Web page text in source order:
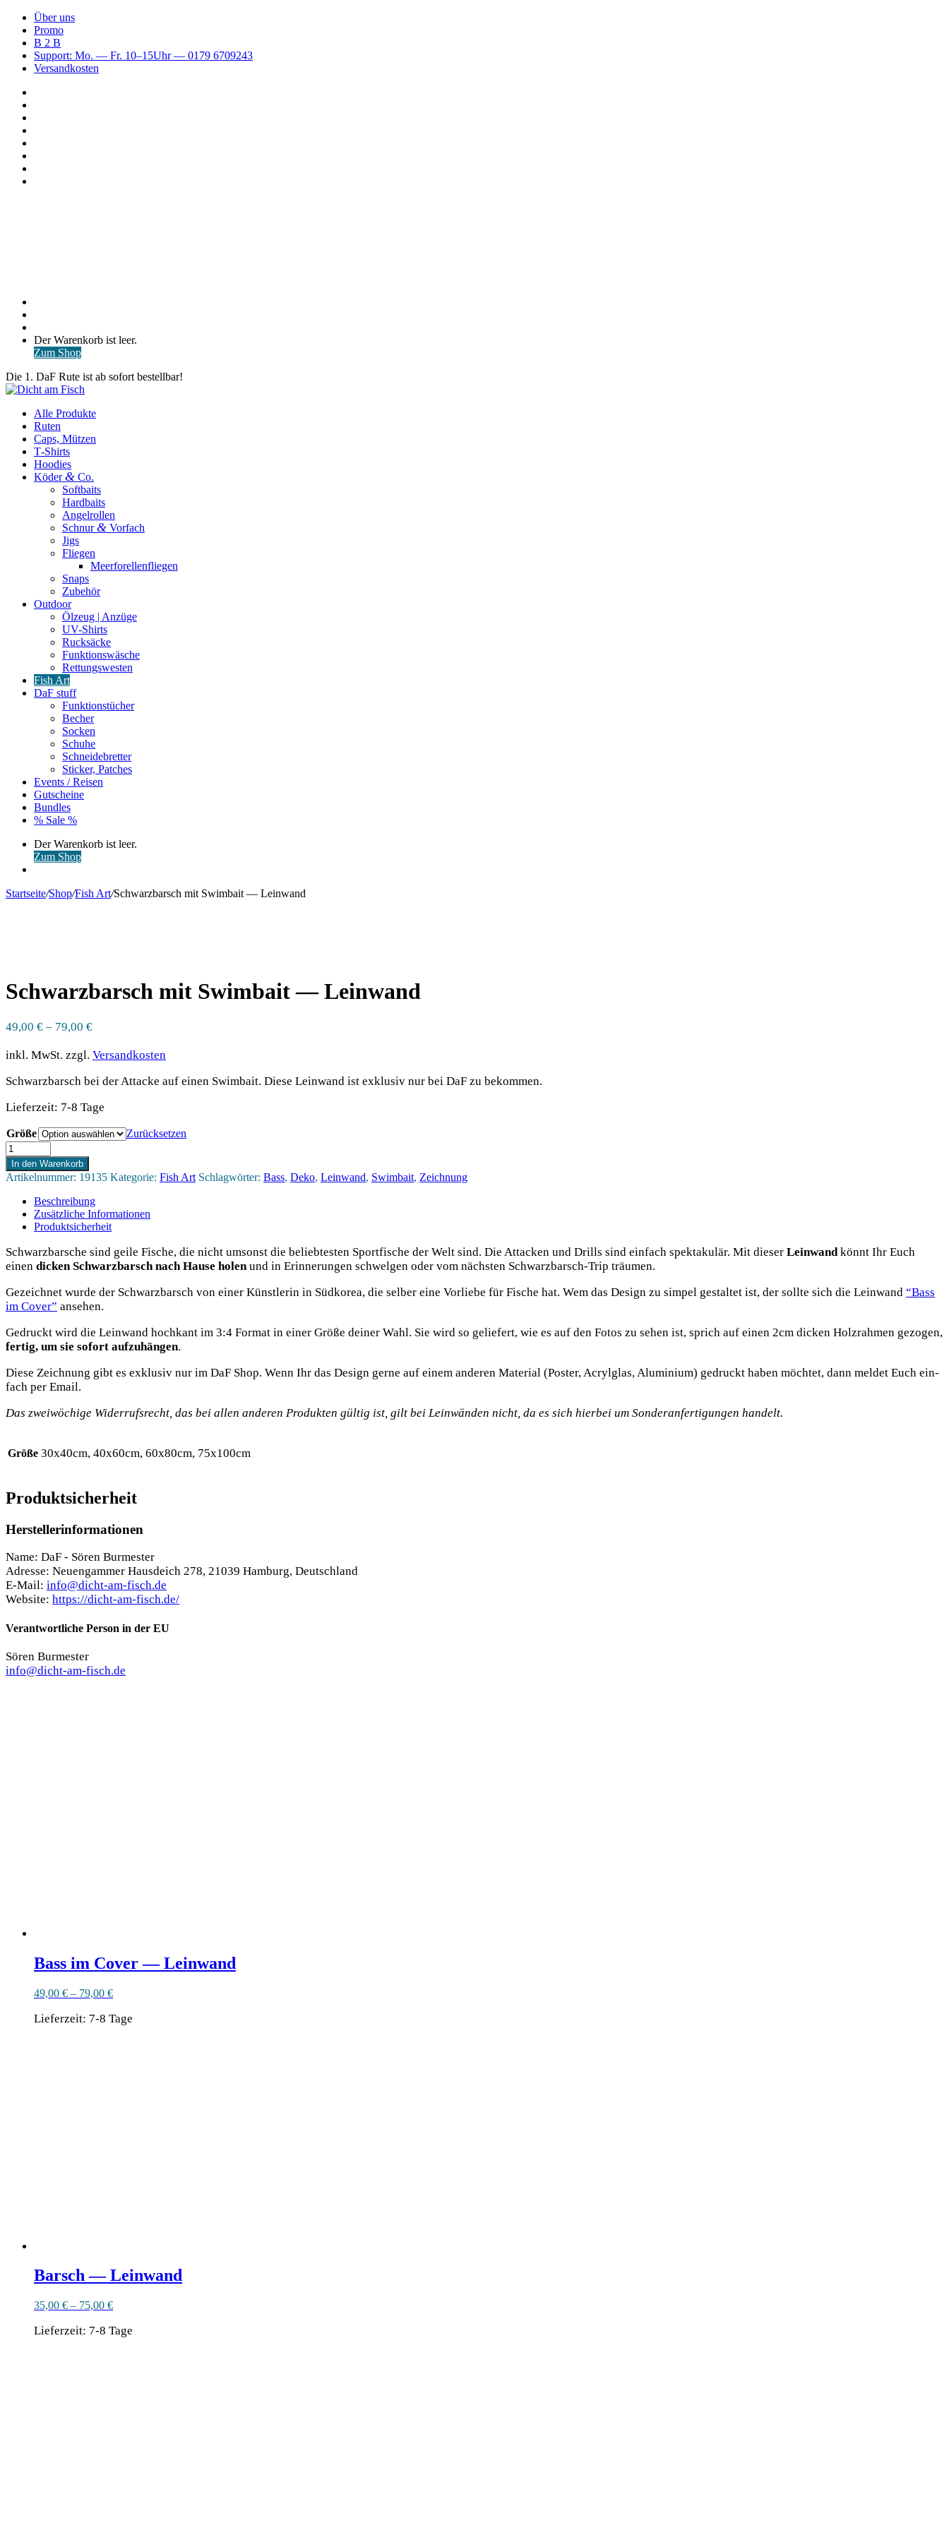
Über uns
Promo
B 2 B
Support: Mo. — Fr. 10–15Uhr — 0179 6709243
Versandkosten
Warenkorb
ansehen
Der Warenkorb ist leer.
Zum Shop
Die 1. DaF Rute ist ab sofort bestellbar!
Alle Produkte
Ruten
Caps, Mützen
T‑Shirts
Hoodies
Köder& Co.
Softbaits
Hardbaits
Angelrollen
Schnur& Vorfach
Jigs
Fliegen
Meerforellenfliegen
Snaps
Zubehör
Outdoor
Ölzeug | Anzüge
UV-Shirts
Rucksäcke
Funktionswäsche
Rettungswesten
Fish Art
DaF stuff
Funktionstücher
Becher
Socken
Schuhe
Schneidebretter
Sticker, Patches
Events / Reisen
Gutscheine
Bundles
% Sale %
Warenkorb
ansehen
Der Warenkorb ist leer.
Zum Shop
Startseite/Shop/Fish Art/Schwarzbarsch mit Swimbait — Leinwand
Schwarzbarsch mit Swimbait — Leinwand
49,00 € – 79,00 €
inkl. MwSt. zzgl. Versandkosten
Schwarzbarsch bei der Attacke auf einen Swimbait. Diese Leinwand ist exklusiv nur bei DaF zu bekommen.
Lieferzeit: 7-8 Tage
Größe
Zurücksetzen
Schwarzbarsch
mit
Swimbait
-
Leinwand
Menge
In den Warenkorb
Artikelnummer: 19135 Kategorie: Fish Art Schlagwörter: Bass, Deko, Leinwand, Swimbait, Zeichnung
Beschreibung
Zusätzliche Informationen
Produktsicherheit
Schwarz­bar­sche sind gei­le Fische, die nicht umsonst die belieb­tes­ten Sport­fi­sche der Welt sind. Die Atta­cken und Drills sind ein­fach spek­ta­ku­lär. Mit die­ser Lein­wandkönnt Ihr Euch
einen dicken Schwarz­barsch nach Hau­se holenund in Erin­ne­run­gen schwel­gen oder vom nächs­ten Schwarz­barsch-Trip träumen.
Gezeich­net wur­de der Schwarz­barsch von einer Künst­le­rin in Süd­ko­rea, die sel­ber eine Vor­lie­be für Fische hat. Wem das Design zu sim­pel gestal­tet ist, der soll­te sich die Lein­wand “Bass
im Cover” ansehen.
Gedruckt wird die Lein­wand hoch­kant im 3:4 For­mat in einer Grö­ße dei­ner Wahl. Sie wird so gelie­fert, wie es auf den Fotos zu sehen ist, sprich auf einen 2cm dicken Holz­rah­men gezo­gen,
fer­tig, um sie sofort auf­zu­hän­gen.
Die­se Zeich­nung gibt es exklu­siv nur im DaF Shop. Wenn Ihr das Design ger­ne auf einem ande­ren Mate­ri­al (Pos­ter, Acryl­glas, Alu­mi­ni­um) gedruckt haben möch­tet, dann mel­det Euch ein­
fach per Email.
Das zwei­wö­chi­ge Wider­rufs­recht, das bei allen ande­ren Pro­duk­ten gül­tig ist, gilt bei Lein­wän­den nicht, da es sich hier­bei um Son­der­an­fer­ti­gun­gen handelt.
Größe 30x40cm, 40x60cm, 60x80cm, 75x100cm
Produktsicherheit
Herstellerinformationen
Name: DaF - Sören Burmester
Adresse: Neuengammer Hausdeich 278, 21039 Hamburg, Deutschland
E-Mail: info@dicht-am-fisch.de
Website: https://dicht-am-fisch.de/
Verantwortliche Person in der EU
Sören Burmester
info@dicht-am-fisch.de
Bass im Cover — Leinwand
49,00 € – 79,00 €
Lieferzeit: 7-8 Tage
Barsch — Leinwand
35,00 € – 75,00 €
Lieferzeit: 7-8 Tage